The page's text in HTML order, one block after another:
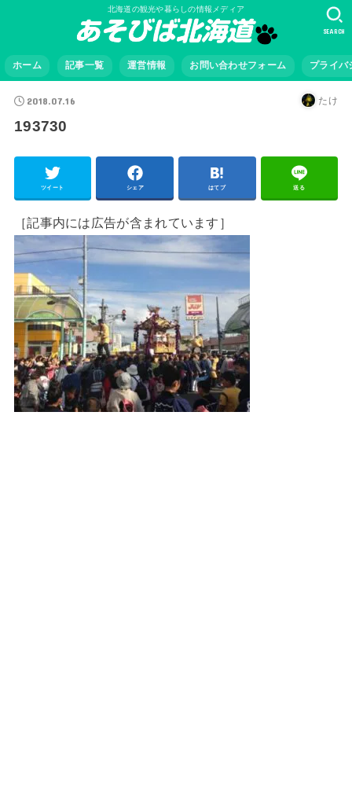
北海道の観光や暮らしの情報メディア
ホーム 記事一覧 運営情報 お問い合わせフォーム プライバ
SEARCH
2018.07.16 たけ
193730
ツイート シェア はてブ 送る
［記事内には広告が含まれています］